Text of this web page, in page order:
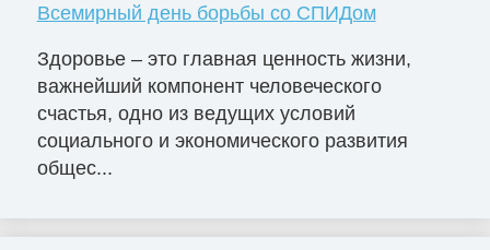
Всемирный день борьбы со СПИДом
Здоровье – это главная ценность жизни,
важнейший компонент человеческого
счастья, одно из ведущих условий
социального и экономического развития
общес...